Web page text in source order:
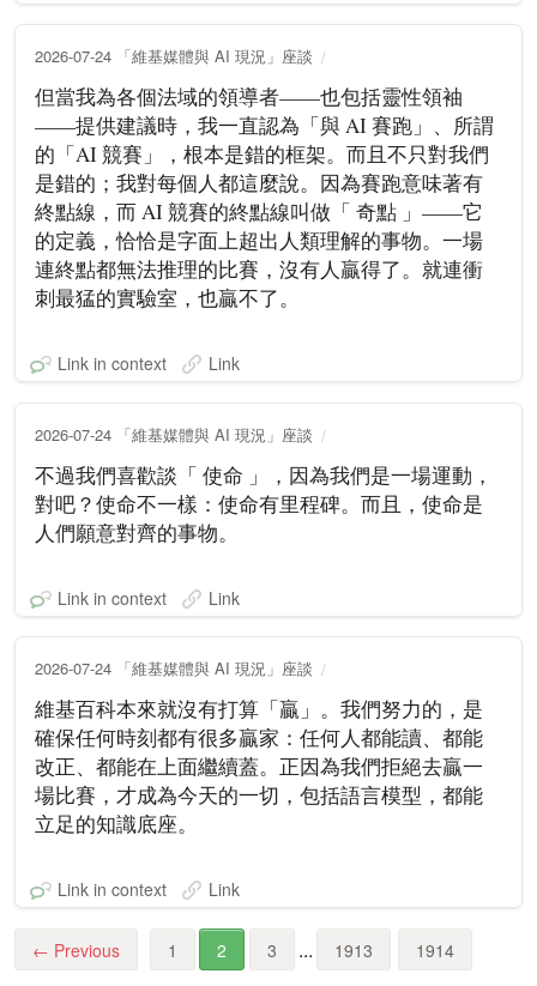
2026-07-24 「維基媒體與 AI 現況」座談
但當我為各個法域的領導者——也包括靈性領袖
——提供建議時，我一直認為「與 AI 賽跑」、所謂
的「AI 競賽」，根本是錯的框架。而且不只對我們
是錯的；我對每個人都這麼說。因為賽跑意味著有
終點線，而 AI 競賽的終點線叫做「 奇點 」——它
的定義，恰恰是字面上超出人類理解的事物。一場
連終點都無法推理的比賽，沒有人贏得了。就連衝
刺最猛的實驗室，也贏不了。
Link in context Link
2026-07-24 「維基媒體與 AI 現況」座談
不過我們喜歡談「 使命 」，因為我們是一場運動，
對吧？使命不一樣：使命有里程碑。而且，使命是
人們願意對齊的事物。
Link in context Link
2026-07-24 「維基媒體與 AI 現況」座談
維基百科本來就沒有打算「贏」。我們努力的，是
確保任何時刻都有很多贏家：任何人都能讀、都能
改正、都能在上面繼續蓋。正因為我們拒絕去贏一
場比賽，才成為今天的一切，包括語言模型，都能
立足的知識底座。
Link in context Link
← Previous 1 2 3 ... 1913 1914